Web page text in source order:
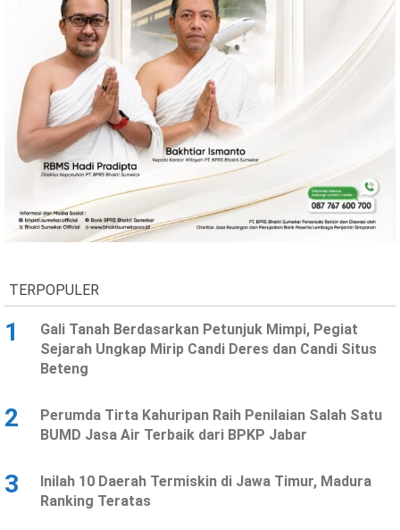
SosBud
Sosial Budaya
Wisata
Ekonomi Olahraga
Indeks Birokrasi
Copyright
2026
News
Right
Reserve
TERPOPULER
1
Gali Tanah Berdasarkan Petunjuk Mimpi, Pegiat
Sejarah Ungkap Mirip Candi Deres dan Candi Situs
Beteng
2
Perumda Tirta Kahuripan Raih Penilaian Salah Satu
BUMD Jasa Air Terbaik dari BPKP Jabar
3
Inilah 10 Daerah Termiskin di Jawa Timur, Madura
Ranking Teratas